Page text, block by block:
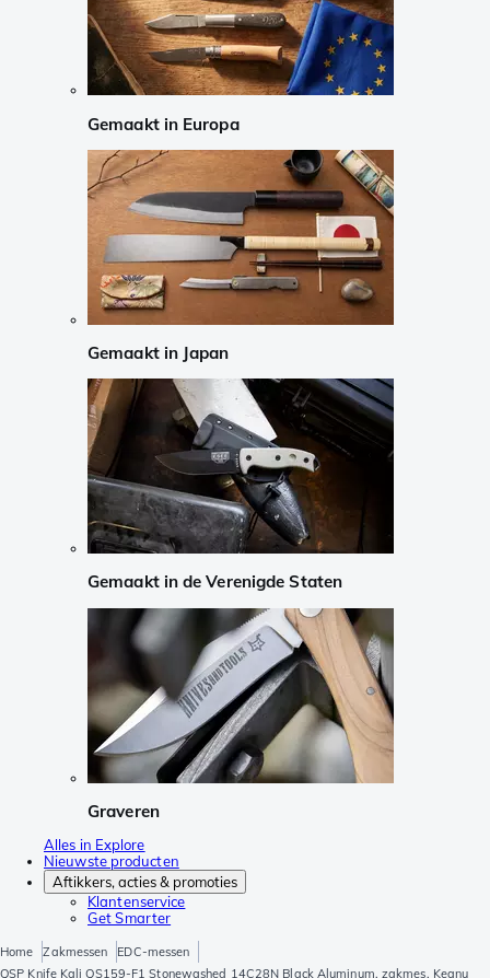
Gemaakt in Europa
Gemaakt in Japan
Gemaakt in de Verenigde Staten
Graveren
Alles in Explore
Nieuwste producten
Aftikkers, acties & promoties
Klantenservice
Get Smarter
Home Zakmessen
EDC-messen
QSP Knife Kali QS159-F1 Stonewashed 14C28N Black Aluminum, zakmes, Keanu